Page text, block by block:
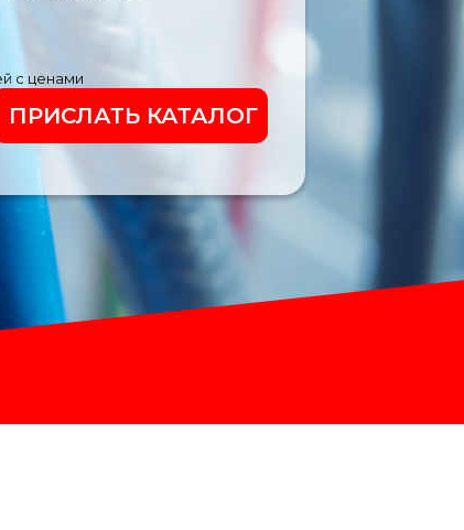
ПРИСЛАТЬ КАТАЛОГ
с ценами